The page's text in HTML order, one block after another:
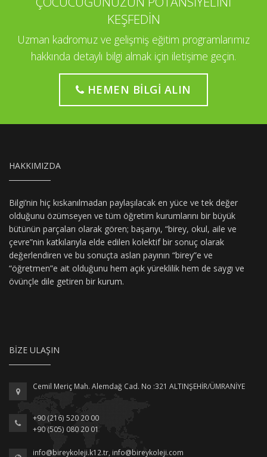
KEŞFEDİN
Uzman kadromuz ve gelişmiş eğitim programlarımız
hakkında detaylı bilgi almak için iletişime geçin.
HEMEN BILGI ALIN
HAKKIMIZDA
Bilgi’nin hiç kıskanılmadan paylaşılacak en yüce ve tek değer
olduğunu özümseyen ve tüm öğretim kurumlarını bir büyük
bütünün parçaları olarak gören; başarıyı, “birey, okul, aile ve
çevre”nin katkılarıyla elde edilen kolektif bir sonuç olarak
değerlendiren ve bu sonuçta aslan payının “birey”e ve
“öğretmen”e ait olduğunu hem açık yüreklilik hem de saygı ve
övünçle dile getiren bir kurum.
BIZE ULAŞIN
Cemil Meriç Mah. Alemdağ Cad. No :321 ALTINŞEHİR/ÜMRANİYE
+90 (216) 520 20 00
+90 (505) 080 20 01
info@bireykoleji.k12.tr, info@bireykoleji.com